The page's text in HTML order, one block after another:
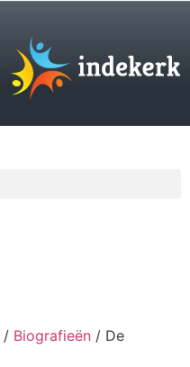
/ Biografieën / De